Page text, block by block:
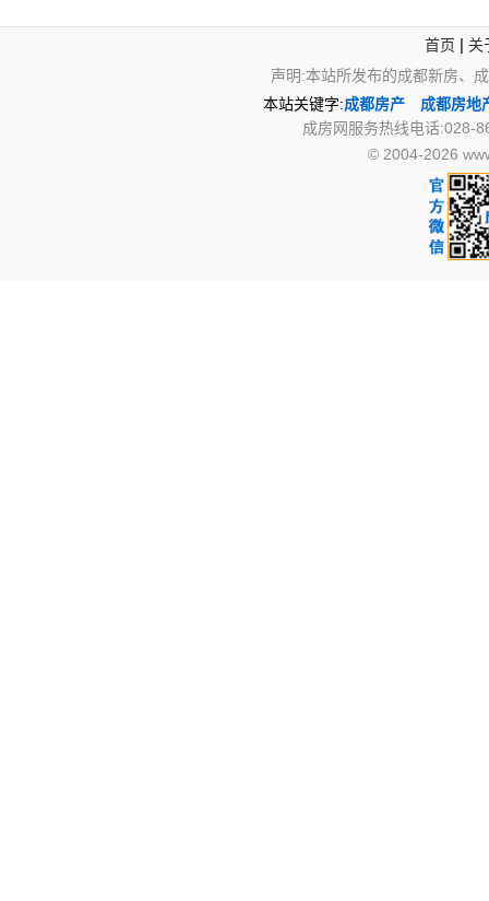
首页 | 关
声明:本站所发布的成都新房、
本站关键字:成都房产
成都房地
成房网服务热线电话:028-
© 2004-2026